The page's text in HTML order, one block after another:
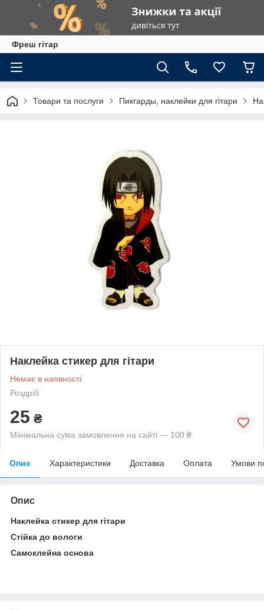
Фреш гітар
Товари та послуги Пикгарды, наклейки для гітари
Наклейка стикер для гітари
Немає в наявності
Роздріб
25 ₴
Мінімальна сума замовлення на сайті — 100 ₴
Опис Характеристики Доставка Оплата Умови
Опис
Наклейка стикер для гітари
Стійка до вологи
Самоклейна основа